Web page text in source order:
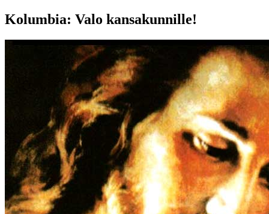
Kolumbia: Valo kansakunnille!